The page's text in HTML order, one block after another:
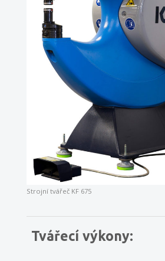
Strojní tvářeč KF 675
Tvářecí výkony: